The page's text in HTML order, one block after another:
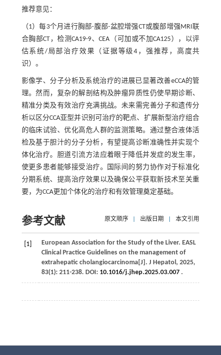
推荐意见：
（1）每3个月进行胸部-腹部-盆腔增强CT或腹部增强MRI联
合胸部CT，检测CA19-9、CEA（可加或不加CA125），以评
估系统/局部治疗效果（证据等级4，强推荐，高度共
识）。
影像学、分子分析及系统治疗的进展已显著改善eCCA的管
理。然而，复杂的解剖结构及肿瘤异质性仍使早期诊断、
精准分类及有效治疗充满挑战。未来需完善分子和遗传分
析以区分CCA亚型并识别可治疗的靶点、扩展新型治疗组合
的临床试验、优化高危人群的监测策略。通过整合液体活
检及基于胆汁的分子分析，有望提高诊断准确性并实现个
体化治疗。胆道引流方法应着眼于降低并发症的发生率，
使更多患者能够接受治疗。国际间的努力协作对于标准化
分期系统、提高治疗效果以及确保公平获取新技术至关重
要，为CCA更加个体化的治疗和有效管理奠定基础。
参考文献 原文顺序 出版日期 本文引用
[1]
European Association for the Study of the Liver. EASL
Clinical Practice Guidelines on the management of
extrahepatic cholangiocarcinoma[J]. J Hepatol , 2025,
83(1): 211-238. DOI: 10.1016/j.jhep.2025.03.007.